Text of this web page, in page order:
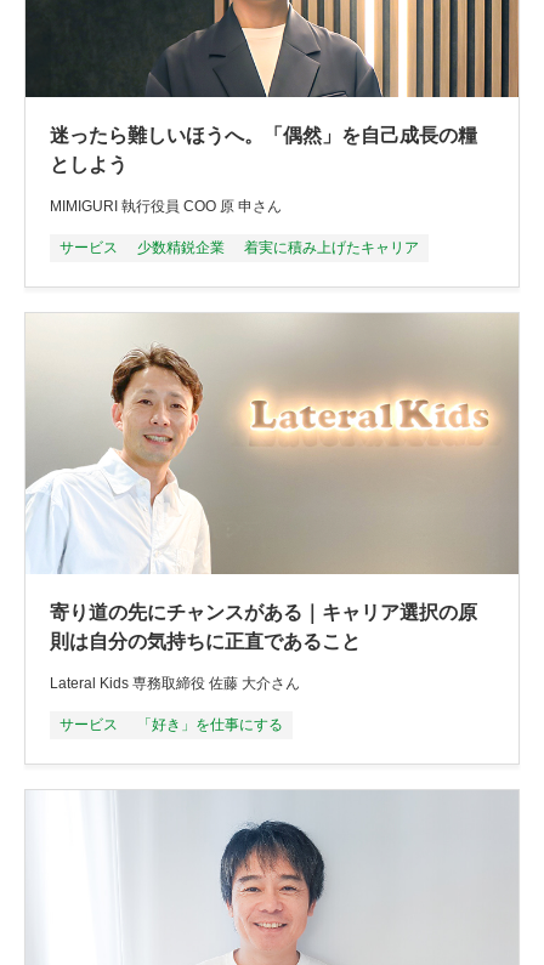
迷ったら難しいほうへ。「偶然」を自己成長の糧
としよう
MIMIGURI 執行役員 COO 原 申さん
サービス 少数精鋭企業 着実に積み上げたキャリア
寄り道の先にチャンスがある｜キャリア選択の原
則は自分の気持ちに正直であること
Lateral Kids 専務取締役 佐藤 大介さん
サービス 「好き」を仕事にする